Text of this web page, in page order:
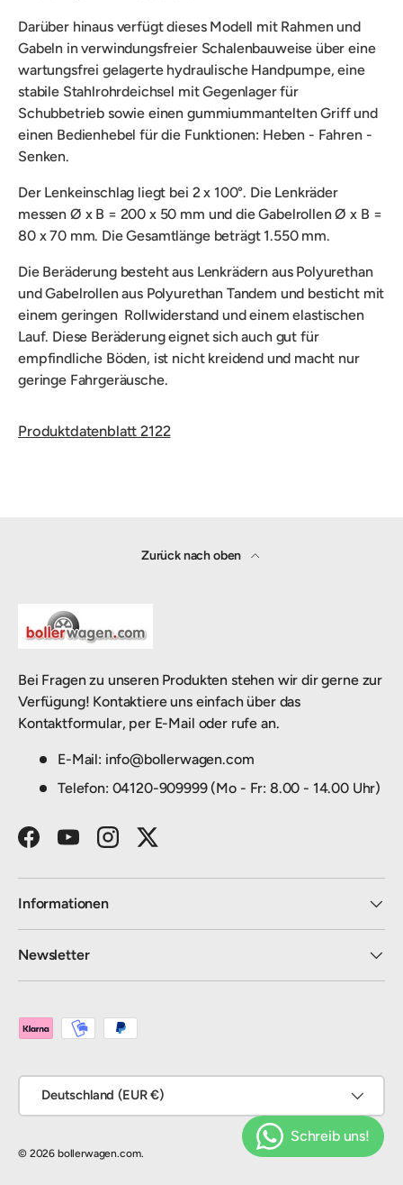
Darüber hinaus verfügt dieses Modell mit Rahmen und
Gabeln in verwindungsfreier Schalenbauweise über eine
wartungsfrei gelagerte hydraulische Handpumpe, eine
stabile Stahlrohrdeichsel mit Gegenlager für
Schubbetrieb sowie einen gummiummantelten Griff und
einen Bedienhebel für die Funktionen: Heben - Fahren -
Senken.
Der Lenkeinschlag liegt bei 2 x 100°. Die Lenkräder
messen Ø x B = 200 x 50 mm und die Gabelrollen Ø x B =
80 x 70 mm. Die Gesamtlänge beträgt 1.550 mm.
Die Beräderung besteht aus Lenkrädern aus Polyurethan
und Gabelrollen aus Polyurethan Tandem und besticht mit
einem geringen Rollwiderstand und einem elastischen
Lauf. Diese Beräderung eignet sich auch gut für
empfindliche Böden, ist nicht kreidend und macht nur
geringe Fahrgeräusche.
Produktdatenblatt 2122
Zurück nach oben
Bei Fragen zu unseren Produkten stehen wir dir gerne zur
Verfügung! Kontaktiere uns einfach über das
Kontaktformular, per E-Mail oder rufe an.
E-Mail: info@bollerwagen.com
Telefon: 04120-909999 (Mo - Fr: 8.00 - 14.00 Uhr)
FacebookYouTubeInstagramTwitter
Informationen
Newsletter
Zahlungsmethoden
Deutschland (EUR €)
© 2026 bollerwagen.com.